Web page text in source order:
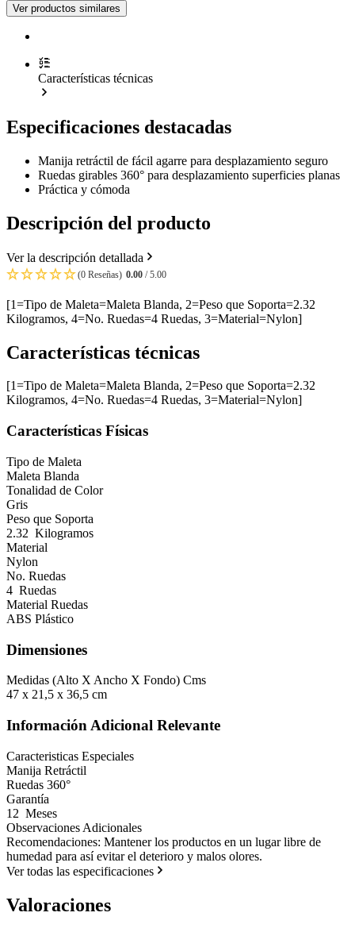
Características técnicas
Especificaciones destacadas
Manija retráctil de fácil agarre para desplazamiento seguro
Ruedas girables 360° para desplazamiento superficies planas
Práctica y cómoda
Descripción del producto
Ver la descripción detallada
(0 Reseñas) 0.00 / 5.00
[1=Tipo de Maleta=Maleta Blanda, 2=Peso que Soporta=2.32
Kilogramos, 4=No. Ruedas=4 Ruedas, 3=Material=Nylon]
Características técnicas
[1=Tipo de Maleta=Maleta Blanda, 2=Peso que Soporta=2.32
Kilogramos, 4=No. Ruedas=4 Ruedas, 3=Material=Nylon]
Características Físicas
Tipo de Maleta
Maleta Blanda
Tonalidad de Color
Gris
Peso que Soporta
2.32 Kilogramos
Material
Nylon
No. Ruedas
4 Ruedas
Material Ruedas
ABS Plástico
Dimensiones
Medidas (Alto X Ancho X Fondo) Cms
47 x 21,5 x 36,5 cm
Información Adicional Relevante
Caracteristicas Especiales
Manija Retráctil
Ruedas 360°
Garantía
12 Meses
Observaciones Adicionales
Recomendaciones: Mantener los productos en un lugar libre de
humedad para así evitar el deterioro y malos olores.
Ver todas las especificaciones
Valoraciones